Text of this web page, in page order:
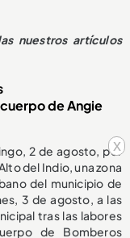
x
nuestros artículos
de Angie
2 de agosto, por
del Indio, una zona
del municipio de
3 de agosto, a las
tras las labores
de Bomberos